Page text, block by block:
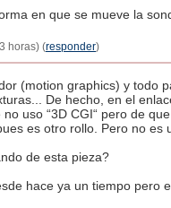
en que se mueve la
horas) (responder)
(motion graphics) y todo
De hecho, en el
uso “3D CGI“ pero de
es otro rollo. Pero no
de esta pieza?
hace ya un tiempo pero